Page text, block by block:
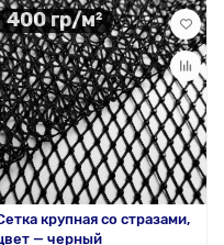
400 гр/м²
крупная со стразами,
— черный